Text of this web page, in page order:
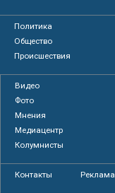
Политика
Общество
Происшествия
Видео
Фото
Мнения
Медиацентр
Колумнисты
Контакты Реклама